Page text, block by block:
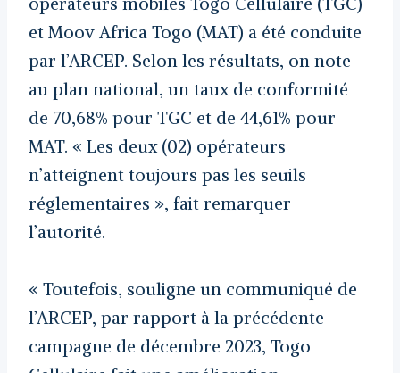
et Moov Africa Togo (MAT) a été conduite
par l’ARCEP. Selon les résultats, on note
au plan national, un taux de conformité
de 70,68% pour TGC et de 44,61% pour
MAT. « Les deux (02) opérateurs
n’atteignent toujours pas les seuils
réglementaires », fait remarquer
l’autorité.
« Toutefois, souligne un communiqué de
l’ARCEP, par rapport à la précédente
campagne de décembre 2023, Togo